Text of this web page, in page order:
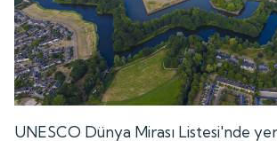
UNESCO Dünya Mirası Listesi'nde